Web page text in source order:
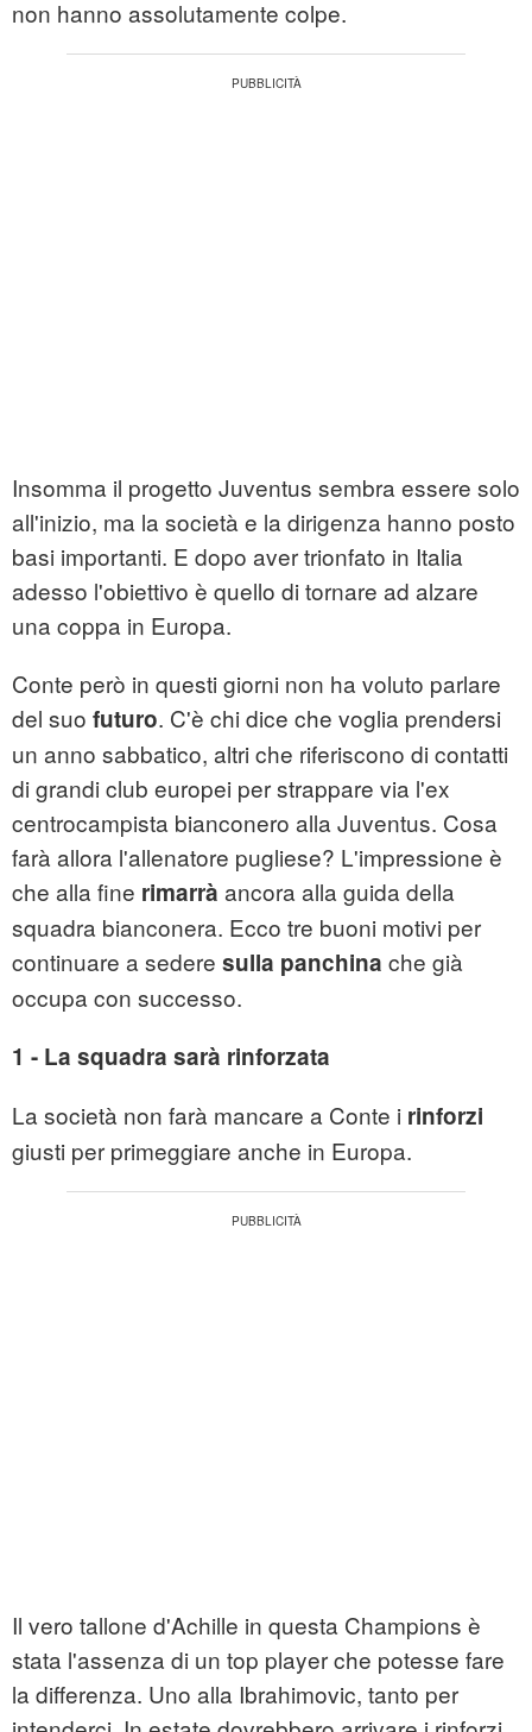
non hanno assolutamente colpe.
Insomma il progetto Juventus sembra essere solo
all'inizio, ma la società e la dirigenza hanno posto
basi importanti. E dopo aver trionfato in Italia
adesso l'obiettivo è quello di tornare ad alzare
una coppa in Europa.
Conte però in questi giorni non ha voluto parlare
del suo futuro. C'è chi dice che voglia prendersi
un anno sabbatico, altri che riferiscono di contatti
di grandi club europei per strappare via l'ex
centrocampista bianconero alla Juventus. Cosa
farà allora l'allenatore pugliese? L'impressione è
che alla fine rimarrà ancora alla guida della
squadra bianconera. Ecco tre buoni motivi per
continuare a sedere sulla panchina che già
occupa con successo.
1 - La squadra sarà rinforzata
La società non farà mancare a Conte i rinforzi
giusti per primeggiare anche in Europa.
Il vero tallone d'Achille in questa Champions è
stata l'assenza di un top player che potesse fare
la differenza. Uno alla Ibrahimovic, tanto per